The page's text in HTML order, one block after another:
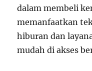
dalam membeli
memanfaatkan
hiburan dan
mudah di akses